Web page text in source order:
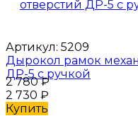
Артикул: 5209
Дырокол рамок
ДР-5 с ручкой
2 780₽
2 730 ₽
Купить